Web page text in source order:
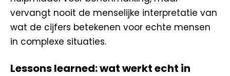
vervangt nooit de menselijke interpretatie van
wat de cijfers betekenen voor echte mensen
in complexe situaties.
Lessons learned: wat werkt echt in